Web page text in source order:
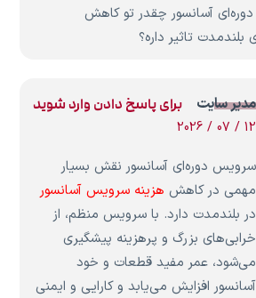
آسانسور چقدر تو کاهش
بلندمدت تاثیر داره؟
مدیر سایت
12 / 07 / 2026
سرویس دوره‌ای آسانسور نقش بسیار
مهمی در کاهش هزینه سرویس آسانسور
در بلندمدت دارد. با سرویس منظم، از
خرابی‌های بزرگ و پرهزینه پیشگیری
می‌شود، عمر مفید قطعات و خود
آسانسور افزایش می‌یابد و کارایی و ایمنی
برای پاسخ دادن وارد شوید